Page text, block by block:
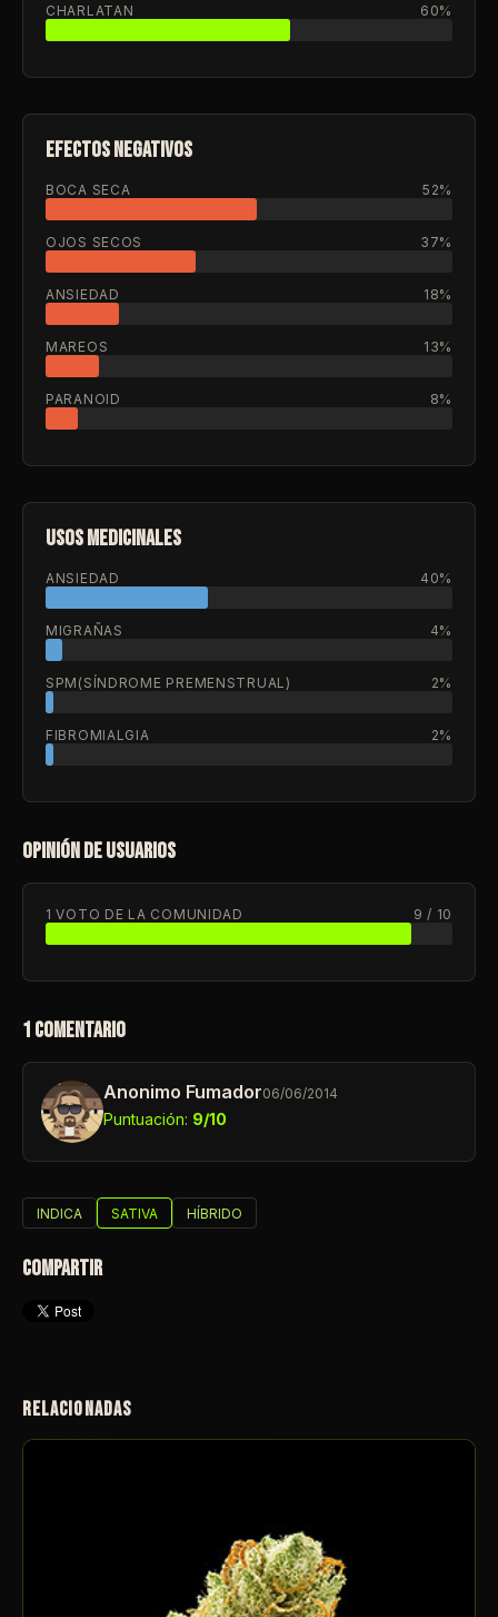
CHARLATAN 60%
EFECTOS NEGATIVOS
BOCA SECA 52%
OJOS SECOS 37%
ANSIEDAD 18%
MAREOS 13%
PARANOID 8%
USOS MEDICINALES
ANSIEDAD 40%
MIGRAÑAS 4%
SPM(SÍNDROME PREMENSTRUAL) 2%
FIBROMIALGIA 2%
OPINIÓN DE USUARIOS
1 VOTO DE LA COMUNIDAD 9 / 10
1 COMENTARIO
Anonimo Fumador06/06/2014
Puntuación: 9/10
INDICA SATIVA HÍBRIDO
COMPARTIR
RELACIONADAS